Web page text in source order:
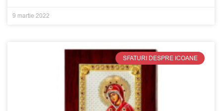
9 martie 2022
SFATURI DESPRE ICOANE